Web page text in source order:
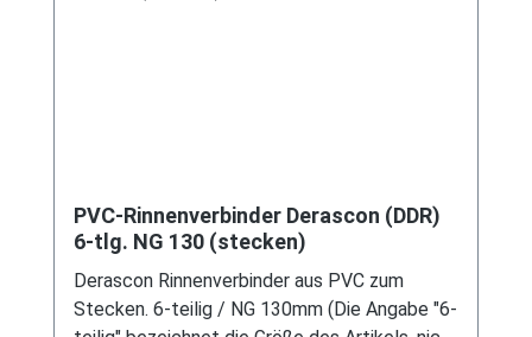
PVC-Rinnenverbinder Derascon (DDR)
6-tlg. NG 130 (stecken)
Derascon Rinnenverbinder aus PVC zum
Stecken. 6-teilig / NG 130mm (Die Angabe "6-